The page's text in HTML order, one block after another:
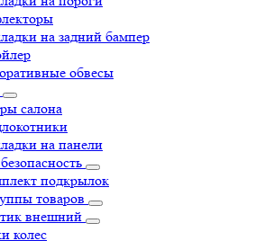
на задний бампер
обвесы
салона
на панели
подкрылок
товаров
внешний
колес